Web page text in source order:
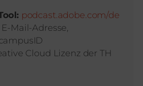
podcast.adobe.com/de
Mail-Adresse,
Cloud Lizenz der TH